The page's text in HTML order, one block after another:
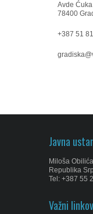
Avde
78400
+387 51
Javna
Miloša
Republika
Tel: +387 55
Važni